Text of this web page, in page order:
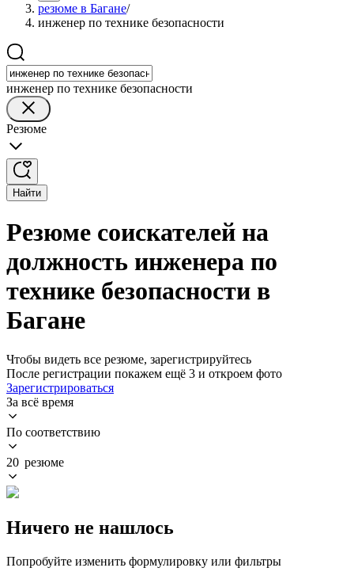
резюме в Багане/
инженер по технике безопасности
инженер по технике безопасности
Резюме
Найти
Резюме соискателей на
должность инженера по
технике безопасности в
Багане
Чтобы видеть все резюме, зарегистрируйтесь
После регистрации покажем ещё 3 и откроем фото
Зарегистрироваться
За всё время
По соответствию
20 резюме
Ничего не нашлось
Попробуйте изменить формулировку или фильтры